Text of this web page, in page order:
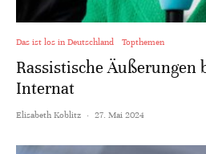
Das ist los in Deutschland Topthemen
Rassistische Äußerungen
Internat
Elisabeth Koblitz · 27. Mai 2024